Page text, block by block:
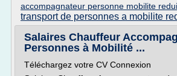
accompagnateur personne mobilite
transport de personnes a mobilite
Salaires Chauffeur
Personnes à Mobilité ...
Téléchargez votre CV Connexion